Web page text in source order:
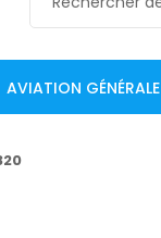
AVIATION GÉNÉRALE